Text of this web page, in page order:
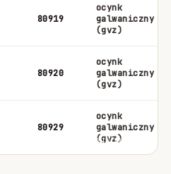
80919
ocynk
galwaniczny
(gvz)
80920
ocynk
galwaniczny
(gvz)
80929
ocynk
galwaniczny
(gvz)